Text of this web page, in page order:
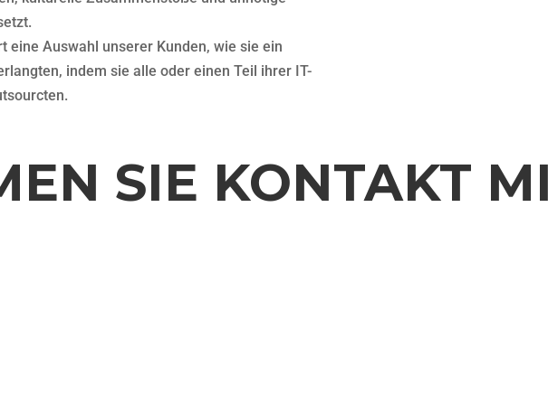
eine Auswahl unserer Kunden, wie sie ein
indem sie alle oder einen Teil ihrer IT-
SIE KONTAKT